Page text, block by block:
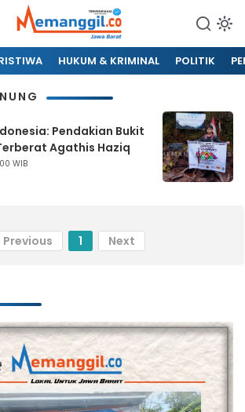
HUKUM & KRIMINAL POLITIK
Pendakian Bukit
Agathis Haziq
WIB
Previous 1 Next